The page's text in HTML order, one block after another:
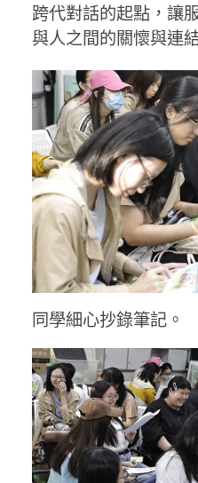
跨代對話的起點，讓
與人之間的關懷與連
同學細心抄錄筆記。